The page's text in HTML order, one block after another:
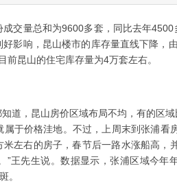
交量总和为9600多套，同比去年
影响，昆山楼市的库存量直线下降，
昆山的住宅库存量为4万套左右。
道，昆山房价区域布局不均，有的区
于价格洼地。不过，上周末到张浦看
左右的房子，春节后一路水涨船高，
”王先生说。数据显示，张浦区域今年
。